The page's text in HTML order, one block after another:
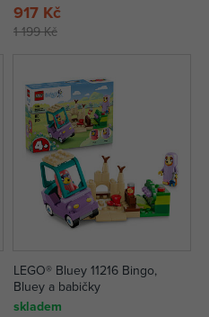
1 199 Kč
917 Kč
LEGO® Bluey 11216 Bingo,
Bluey a babičky
skladem